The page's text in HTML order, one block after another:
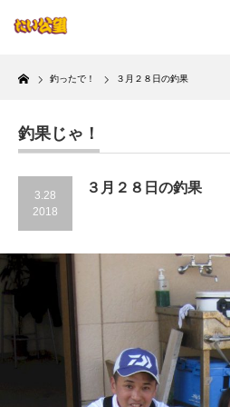
Home
釣ったで！ ３月２８日の釣果
釣果じゃ！
3.28
2018
３月２８日の釣果